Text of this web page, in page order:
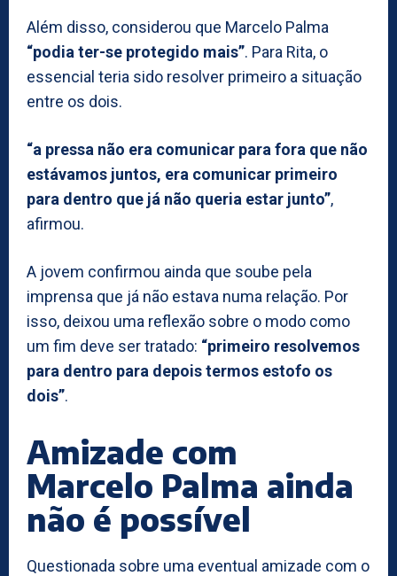
Além disso, considerou que Marcelo Palma
“podia ter-se protegido mais”. Para Rita, o
essencial teria sido resolver primeiro a situação
entre os dois.
“a pressa não era comunicar para fora que não
estávamos juntos, era comunicar primeiro
para dentro que já não queria estar junto”,
afirmou.
A jovem confirmou ainda que soube pela
imprensa que já não estava numa relação. Por
isso, deixou uma reflexão sobre o modo como
um fim deve ser tratado: “primeiro resolvemos
para dentro para depois termos estofo os
dois”.
Amizade com
Marcelo Palma ainda
não é possível
Questionada sobre uma eventual amizade com o